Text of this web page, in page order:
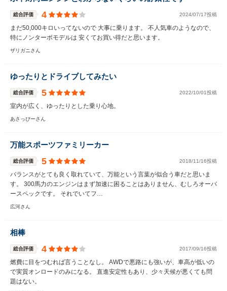
総合評価 4 2024/07/17投稿
まだ50,000キロいってないので 大事に乗ります。 不人気車のようなので、
特にノンターボモデルは 安くてお買い得だと思います。
ザリガニさん
ゆったりとドライブしてみたい
総合評価 5 2022/10/01投稿
室内が広く、ゆったりとした乗り心地。
あさっぴーさん
万能スポーツファミリーカー
総合評価 5 2018/11/16投稿
バランスがとても良く取れていて、万能という言葉が似合う車だと思いま
す。 300馬力のエンジンはまず加速に困ることはありません、むしろオーバ
ースペックです。 それでいてフ…
広河さん
相棒
総合評価 4 2017/09/16投稿
燃費に目をつむれば言うことなし。 AWDで悪路にも強いが、車高が低いの
で実質オンロードのみになる。 直進安定性もあり、少々天候が悪くても問
題はない。